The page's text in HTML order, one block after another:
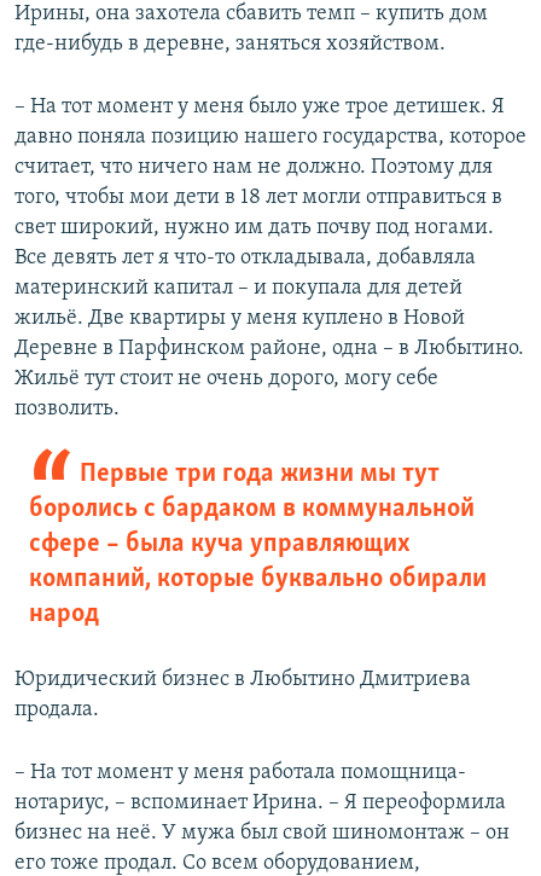
Ирины, она захотела сбавить темп – купить дом
где-нибудь в деревне, заняться хозяйством.
– На тот момент у меня было уже трое детишек. Я
давно поняла позицию нашего государства, которое
считает, что ничего нам не должно. Поэтому для
того, чтобы мои дети в 18 лет могли отправиться в
свет широкий, нужно им дать почву под ногами.
Все девять лет я что-то откладывала, добавляла
материнский капитал – и покупала для детей
жильё. Две квартиры у меня куплено в Новой
Деревне в Парфинском районе, одна – в Любытино.
Жильё тут стоит не очень дорого, могу себе
позволить.
Первые три года жизни мы тут
боролись с бардаком в коммунальной
сфере – была куча управляющих
компаний, которые буквально обирали
народ
Юридический бизнес в Любытино Дмитриева
продала.
– На тот момент у меня работала помощница-
нотариус, – вспоминает Ирина. – Я переоформила
бизнес на неё. У мужа был свой шиномонтаж – он
его тоже продал. Со всем оборудованием,